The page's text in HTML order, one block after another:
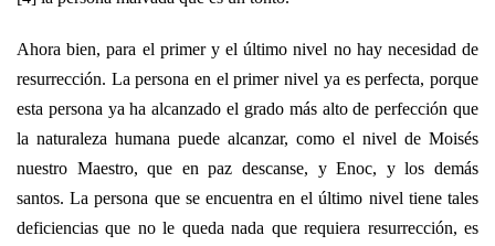
Ahora bien, para el primer y el último nivel no hay necesidad de
resurrección. La persona en el primer nivel ya es perfecta, porque
esta persona ya ha alcanzado el grado más alto de perfección que
la naturaleza humana puede alcanzar, como el nivel de Moisés
nuestro Maestro, que en paz descanse, y Enoc, y los demás
santos. La persona que se encuentra en el último nivel tiene tales
deficiencias que no le queda nada que requiera resurrección, es